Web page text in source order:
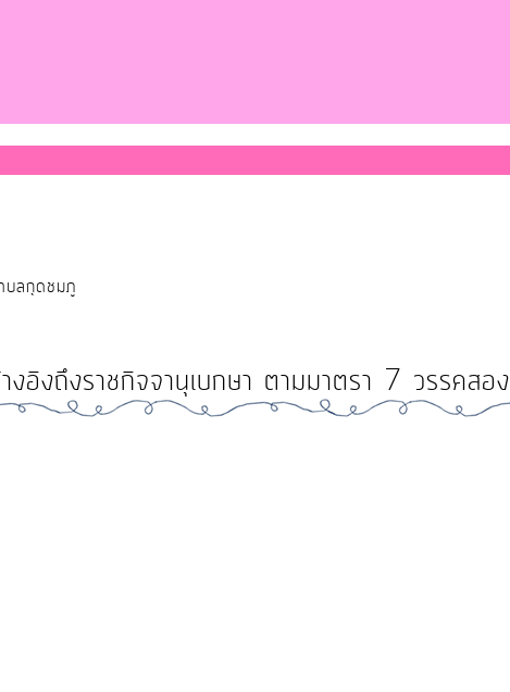
บลกุดชมภู
อิงถึงราชกิจจานุเบกษา ตามมาตรา 7 วรรคสอง